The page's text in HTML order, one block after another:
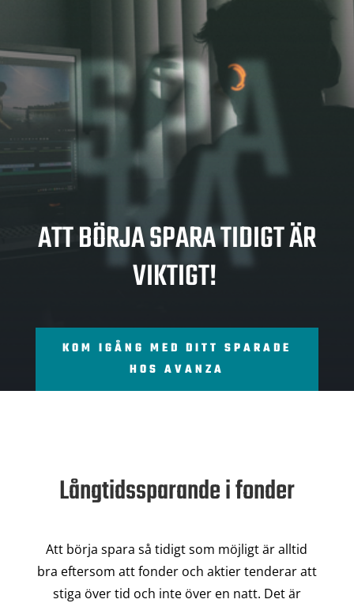
SPA
RA
ATT BÖRJA SPARA TIDIGT ÄR
VIKTIGT!
KOM IGÅNG MED DITT SPARADE
HOS AVANZA
Långtidssparande i fonder
Att börja spara så tidigt som möjligt är alltid
bra eftersom att fonder och aktier tenderar att
stiga över tid och inte över en natt. Det är